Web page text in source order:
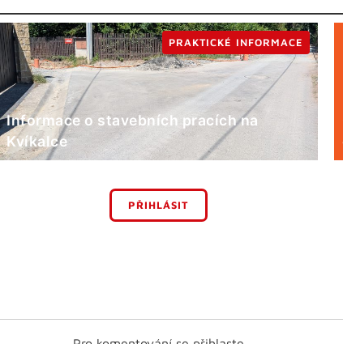
Informace o stavebních pracích na
Kvíkalce
PRAKTICKÉ INFORMACE
PŘIHLÁSIT